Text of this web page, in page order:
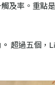
及率。重點
超過五個，